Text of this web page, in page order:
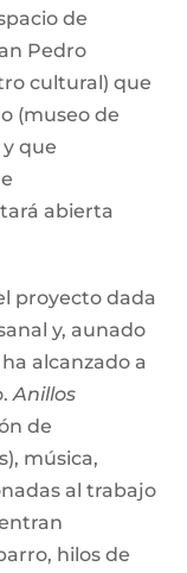
de
Pedro
cultural) que
(museo de
que
abierta
proyecto dada
y, aunado
alcanzado a
Anillos
de
música,
al trabajo
hilos de